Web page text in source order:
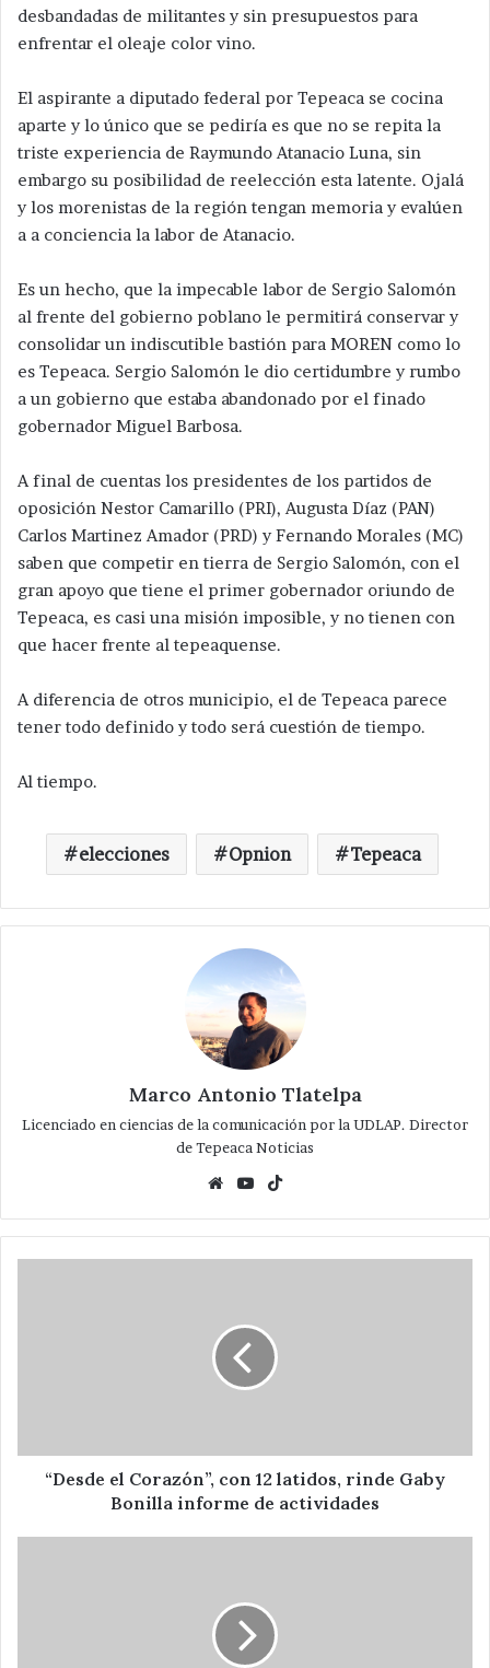
desbandadas de militantes y sin presupuestos para
enfrentar el oleaje color vino.
El aspirante a diputado federal por Tepeaca se cocina
aparte y lo único que se pediría es que no se repita la
triste experiencia de Raymundo Atanacio Luna, sin
embargo su posibilidad de reelección esta latente. Ojalá
y los morenistas de la región tengan memoria y evalúen
a a conciencia la labor de Atanacio.
Es un hecho, que la impecable labor de Sergio Salomón
al frente del gobierno poblano le permitirá conservar y
consolidar un indiscutible bastión para MOREN como lo
es Tepeaca. Sergio Salomón le dio certidumbre y rumbo
a un gobierno que estaba abandonado por el finado
gobernador Miguel Barbosa.
A final de cuentas los presidentes de los partidos de
oposición Nestor Camarillo (PRI), Augusta Díaz (PAN)
Carlos Martinez Amador (PRD) y Fernando Morales (MC)
saben que competir en tierra de Sergio Salomón, con el
gran apoyo que tiene el primer gobernador oriundo de
Tepeaca, es casi una misión imposible, y no tienen con
que hacer frente al tepeaquense.
A diferencia de otros municipio, el de Tepeaca parece
tener todo definido y todo será cuestión de tiempo.
Al tiempo.
elecciones Opnion Tepeaca
Marco Antonio Tlatelpa
Licenciado en ciencias de la comunicación por la UDLAP. Director
de Tepeaca Noticias
WebsiteYouTube
Bonilla
informe“Desde el Corazón”, con 12 latidos, rinde Gaby
Bonilla informe de actividades